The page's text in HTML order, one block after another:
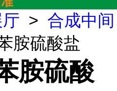
> 合成中间
胺硫酸盐
胺硫酸